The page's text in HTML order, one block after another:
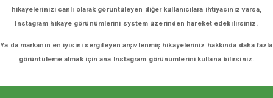
hikayelerinizi canlı olarak görüntüleyen diğer kullanıcılara ihtiyacınız varsa,
Instagram hikaye görünümlerini system üzerinden hareket edebilirsiniz.
Ya da markanın en iyisini sergileyen arşivlenmiş hikayeleriniz hakkında daha fazla
görüntüleme almak için ana Instagram görünümlerini kullana bilirsiniz.